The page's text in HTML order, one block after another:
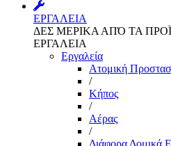
ΕΡΓΑΛΕΙΑ
ΔΕΣ ΜΕΡΙΚΑ ΑΠΌ ΤΑ
ΕΡΓΑΛΕΙΑ
Εργαλεία
Aτομική
/
Kήπος
/
Αέρας
/
Διάφορα Δομικά